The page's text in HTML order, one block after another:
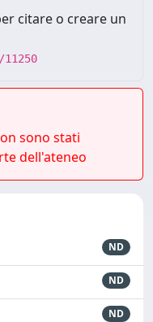
citare o creare un
sono stati
dell'ateneo
ND
ND
ND